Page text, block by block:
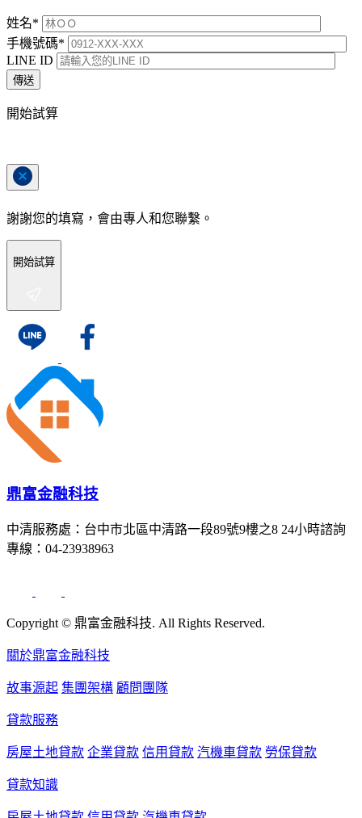
姓名*
手機號碼*
LINE ID
開始試算
謝謝您的填寫，會由專人和您聯繫。
開始試算
鼎富金融科技
中清服務處：台中市北區中清路一段89號9樓之8 24小時諮詢
專線：04-23938963
Copyright © 鼎富金融科技. All Rights Reserved.
關於鼎富金融科技
故事源起 集團架構 顧問團隊
貸款服務
房屋土地貸款 企業貸款 信用貸款 汽機車貸款 勞保貸款
貸款知識